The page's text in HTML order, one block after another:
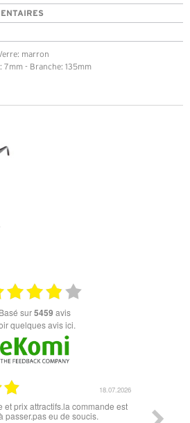
marron
7mm - Branche: 135mm
basé sur5459 avis
quelques avis ici.
18.07.2026
et prix attractifs.la commande est
passer.pas eu de soucis.